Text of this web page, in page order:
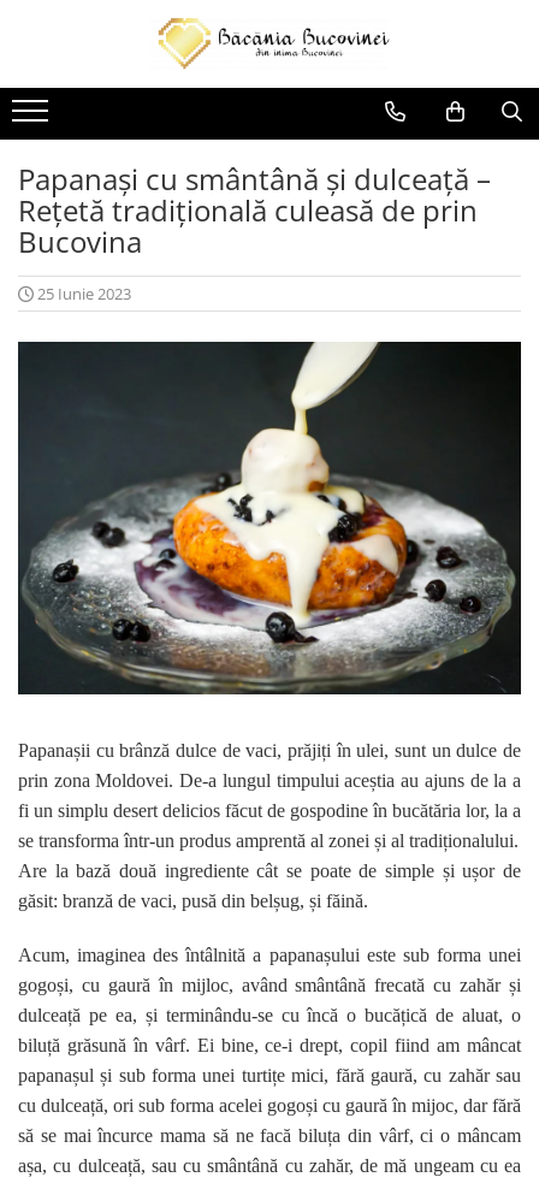
Zacusca
Desert
Muraturi si sosuri
Sirop
Papanași cu smântână și dulceață –
Rețetă tradițională culeasă de prin
Bucovina
25 Iunie 2023
Papanașii cu brânză dulce de vaci, prăjiți în ulei, sunt un dulce de
prin zona Moldovei. De-a lungul timpului aceștia au ajuns de la a
fi un simplu desert delicios făcut de gospodine în bucătăria lor, la a
se transforma într-un produs amprentă al zonei și al tradiționalului.
Are la bază două ingrediente cât se poate de simple și ușor de
găsit: branză de vaci, pusă din belșug, și făină.
Acum, imaginea des întâlnită a papanașului este sub forma unei
gogoși, cu gaură în mijloc, având smântână frecată cu zahăr și
dulceață pe ea, și terminându-se cu încă o bucățică de aluat, o
biluță grăsună în vârf. Ei bine, ce-i drept, copil fiind am mâncat
papanașul și sub forma unei turtițe mici, fără gaură, cu zahăr sau
cu dulceață, ori sub forma acelei gogoși cu gaură în mijoc, dar fără
să se mai încurce mama să ne facă biluța din vârf, ci o mâncam
așa, cu dulceață, sau cu smântână cu zahăr, de mă ungeam cu ea